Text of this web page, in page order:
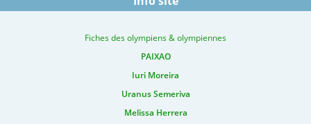
Fiches des olympiens & olympiennes
PAIXAO
Iuri Moreira
Uranus Semeriva
Melissa Herrera